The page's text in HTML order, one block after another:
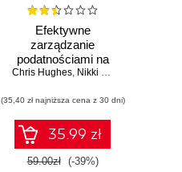
Efektywne
zarządzanie
podatnościami na
zagrożenia. Jak
ryzyko w
cyfrowym
ekosystemie
Chris Hughes, Nikki Robinson
(35,40 zł najniższa cena z 30 dni)
35.99 zł
59.00zł (-39%)